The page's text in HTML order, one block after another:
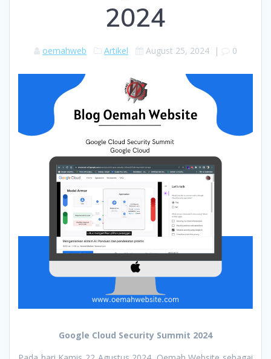
2024
oemahweb Artikel August 25, 2024 | 0
Google Cloud Security Summit 2024